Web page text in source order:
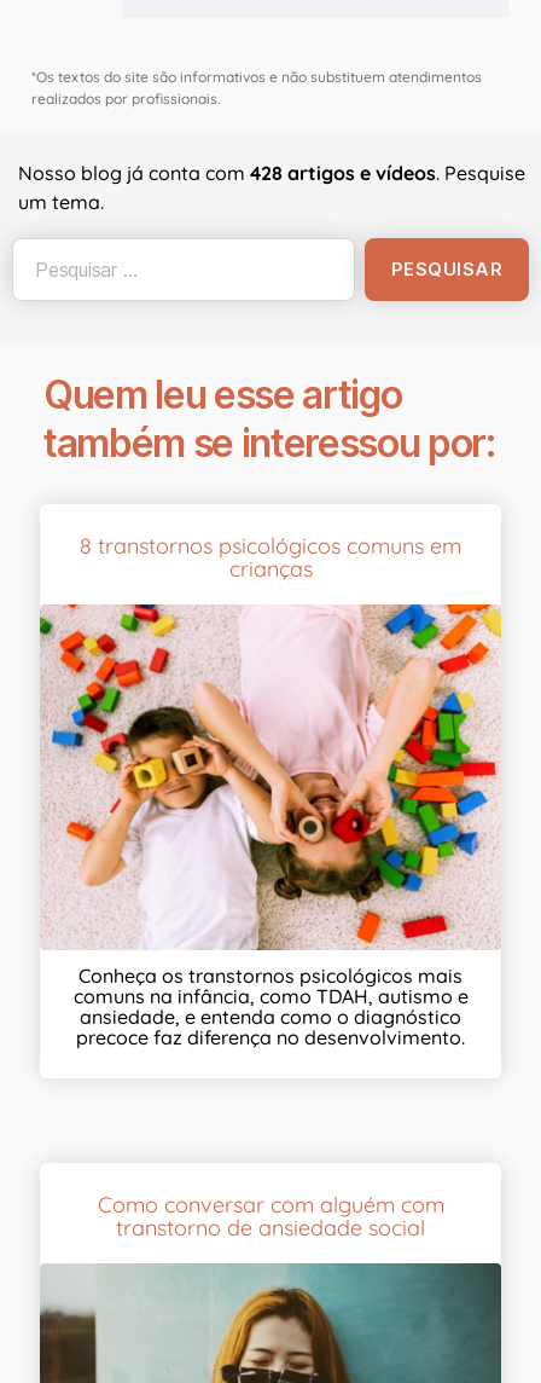
*Os textos do site são informativos e não substituem atendimentos
realizados por profissionais.
Nosso blog já conta com 428 artigos e vídeos. Pesquise
um tema.
Quem leu esse artigo
também se interessou por:
8 transtornos psicológicos comuns em
crianças
Conheça os transtornos psicológicos mais
comuns na infância, como TDAH, autismo e
ansiedade, e entenda como o diagnóstico
precoce faz diferença no desenvolvimento.
Como conversar com alguém com
transtorno de ansiedade social